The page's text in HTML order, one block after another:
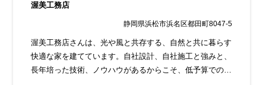
渥美工務店
静岡県浜松市浜名区都田町8047-5
渥美工務店さんは、光や風と共存する、自然と共に暮らす
快適な家を建てています。自社設計、自社施工と強みと、
長年培った技術、ノウハウがあるからこそ、低予算での注